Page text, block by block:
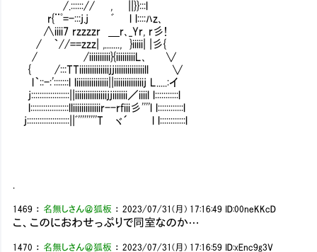
/.::::::// , ||}}:::l
r{¨ﾟ=-:::j.j ﾞ l l::::ﾊz､
∧iiii7 rzzzzr ＿r､_Yr, r彡!
/ ｀//==zzz| ,......., }iiiii| |彡{
/ /iiiiiiiiii}{iiiiiiiiiL､ ∨
{ /:::TTiiiiiiiiiiiiiijjiiiiiiiiiiiiiill ∨
l｀::-:':::::::l liiiiiiiiiiiiiii||iiiiiiiiiiiiiij L.....:イ
j::::::::::::::::::||iiiiiiiiiiiiiiijjiiiiiii／iiiil l:::::::::::l
l::::::::::::::::::lliiiiiiiiiiiiir--rfiii彡''''l l::::::::::::l
j::::::::::::::::::::||ﾞ'''''''''T ヾ´ l l::::::::::::l
1469 ： 名無しさん＠狐板 ：2023/07/31(月) 17:16:49 ID:00neKKcD
こ、このにおわせっぷりで同室なのか…
1470 ： 名無しさん＠狐板 ：2023/07/31(月) 17:16:59 ID:xEnc9g3V